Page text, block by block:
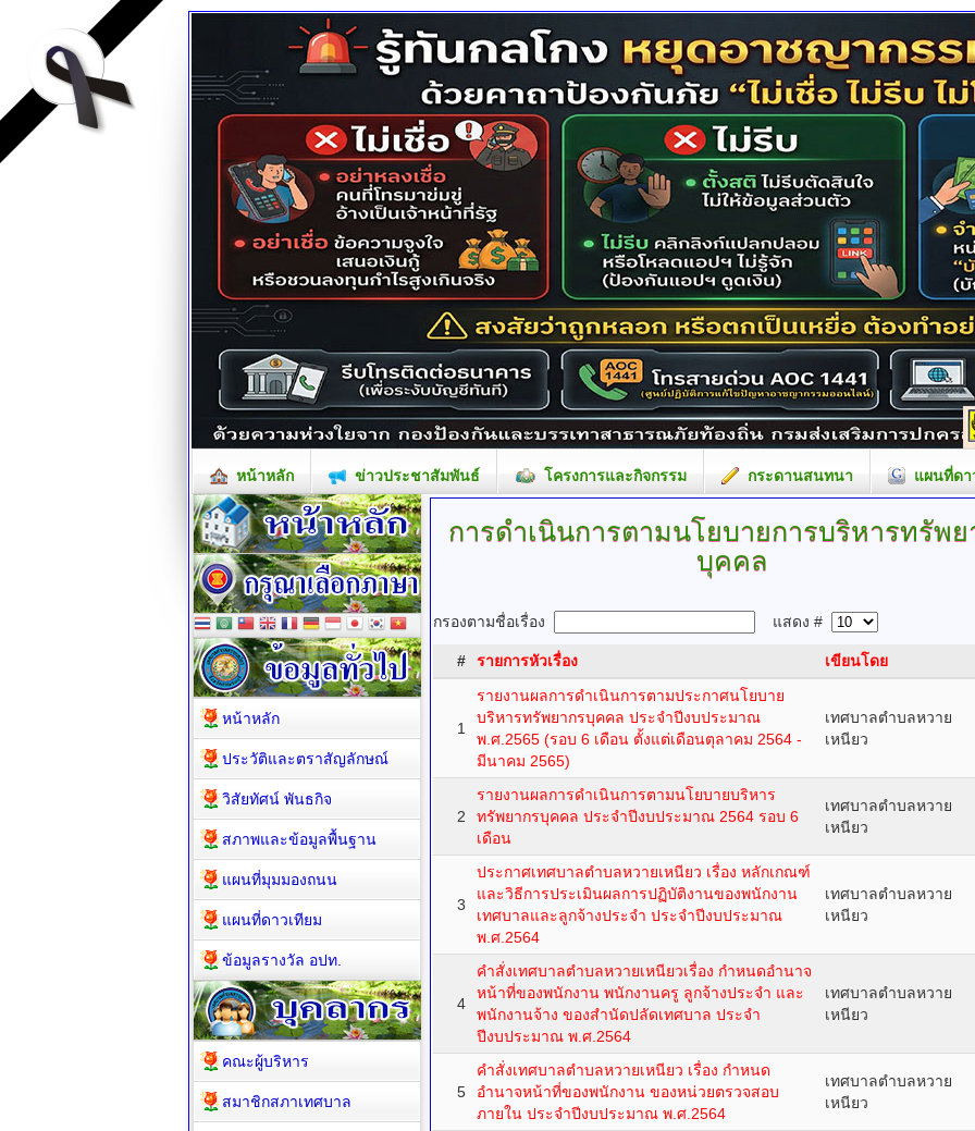
หน้าหลัก ข่าวประชาสัมพันธ์ โครงการและกิจกรรม กระดานสนทนา แผนที่ดา
การดำเนินการตามนโยบายการบริหารทรัพย
บุคคล
กรองตามชื่อเรื่อง แสดง #
# รายการหัวเรื่อง เขียนโดย
1
รายงานผลการดำเนินการตามประกาศนโยบาย
บริหารทรัพยากรบุคคล ประจำปีงบประมาณ
พ.ศ.2565 (รอบ 6 เดือน ตั้งแต่เดือนตุลาคม 2564 -
มีนาคม 2565)
เทศบาลตำบลหวาย
เหนียว
2
รายงานผลการดำเนินการตามนโยบายบริหาร
ทรัพยากรบุคคล ประจำปีงบประมาณ 2564 รอบ 6
เดือน
เทศบาลตำบลหวาย
เหนียว
3
ประกาศเทศบาลตำบลหวายเหนียว เรื่อง หลักเกณฑ์
และวิธีการประเมินผลการปฏิบัติงานของพนักงาน
เทศบาลและลูกจ้างประจำ ประจำปีงบประมาณ
พ.ศ.2564
เทศบาลตำบลหวาย
เหนียว
4
คำสั่งเทศบาลตำบลหวายเหนียวเรื่อง กำหนดอำนาจ
หน้าที่ของพนักงาน พนักงานครู ลูกจ้างประจำ และ
พนักงานจ้าง ของสำนัดปลัดเทศบาล ประจำ
ปีงบประมาณ พ.ศ.2564
เทศบาลตำบลหวาย
เหนียว
5
คำสั่งเทศบาลตำบลหวายเหนียว เรื่อง กำหนด
อำนาจหน้าที่ของพนักงาน ของหน่วยตรวจสอบ
ภายใน ประจำปีงบประมาณ พ.ศ.2564
เทศบาลตำบลหวาย
เหนียว
หน้าหลัก
ประวัติและตราสัญลักษณ์
วิสัยทัศน์ พันธกิจ
สภาพและข้อมูลพื้นฐาน
แผนที่มุมมองถนน
แผนที่ดาวเทียม
ข้อมูลรางวัล อปท.
คณะผู้บริหาร
สมาชิกสภาเทศบาล